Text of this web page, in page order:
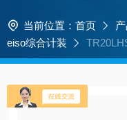
当前位置： 首页
eiso综合计装
型传感器